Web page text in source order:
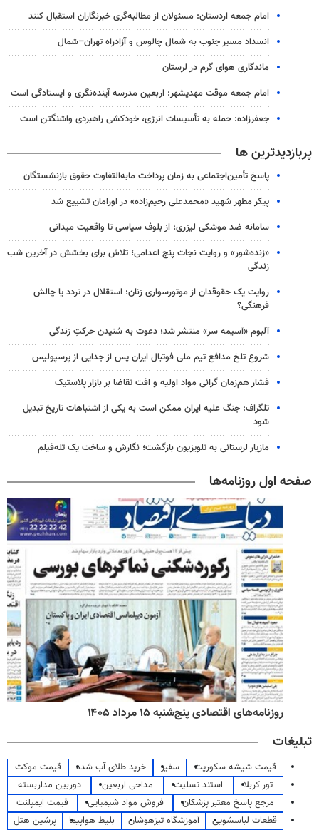
امام جمعه اردستان: مسئولان از مطالبه‌گری خبرنگاران استقبال کنند
انسداد مسیر جنوب به شمال چالوس و آزادراه تهران–شمال
ماندگاری هوای گرم در لرستان
امام جمعه موقت مهدیشهر: اربعین مدرسه آینده‌نگری و ایستادگی است
جعفرزاده: حمله به تأسیسات انرژی، خودکشی راهبردی واشنگتن است
پربازدیدترین ها
پاسخ تأمین‌اجتماعی به زمان پرداخت مابه‌التفاوت حقوق بازنشستگان
پیکر مطهر شهید «محمدعلی رحیم‌زاده» در اورامان تشییع شد
سامانه ضد موشکی لیزری؛ از بلوف سیاسی تا واقعیت میدانی
«زنده‌شور» و روایت نجات پنج اعدامی؛ تلاش برای بخشش در آخرین شب
زندگی
روایت یک حقوقدان از موتورسواری زنان؛ استقلال در تردد یا چالش
فرهنگی؟
آلبوم «آسیمه سر» منتشر شد؛ دعوت به شنیدن حرکتِ زندگی
شروع تلخ مدافع تیم ملی فوتبال ایران پس از جدایی از پرسپولیس
فشار هم‌زمان گرانی مواد اولیه و افت تقاضا بر بازار پلاستیک
تلگراف: جنگ علیه ایران ممکن است به یکی از اشتباهات تاریخ تبدیل
شود
مازیار لرستانی به تلویزیون بازگشت؛ نگارش و ساخت یک تله‌فیلم
صفحه اول روزنامه‌ها
روزنامه‌های اقتصادی پنج‌شنبه ۱۵ مرداد ۱۴۰۵
تبلیغات
قیمت شیشه سکوریت سفیر خرید طلای آب شده
قیمت موکت
تور کربلا
استند تسلیت مداحی اربعین
دوربین مداربسته
مرجع پاسخ معتبر پزشکان
فروش مواد شیمیایی
قیمت ایمپلنت
قطعات لباسشویی
آموزشگاه تیزهوشان بلیط هواپیما
پرشین هتل